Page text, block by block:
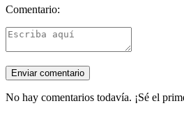
Comentario:
No hay comentarios todavía. ¡Sé el